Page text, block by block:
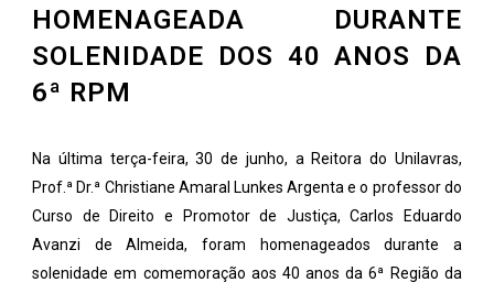
HOMENAGEADA DURANTE
SOLENIDADE DOS 40 ANOS DA
6ª RPM
Na última terça-feira, 30 de junho, a Reitora do Unilavras,
Prof.ª Dr.ª Christiane Amaral Lunkes Argenta e o professor do
Curso de Direito e Promotor de Justiça, Carlos Eduardo
Avanzi de Almeida, foram homenageados durante a
solenidade em comemoração aos 40 anos da 6ª Região da